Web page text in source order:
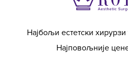
Најбољи естетски
Најповољније